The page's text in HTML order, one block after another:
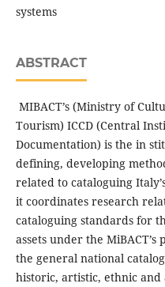
systems
ABSTRACT
MIBACT’s (Ministry of
Tourism) ICCD (Central
Documentation) is the in
defining, developing
related to cataloguing
it coordinates research
cataloguing standards for
assets under the
the general national
historic, artistic, ethnic